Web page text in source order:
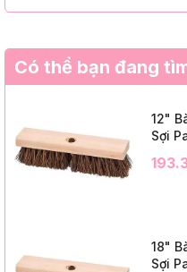
Có thể bạn đang
12"
Sợi
Trim)
18"
Sợi